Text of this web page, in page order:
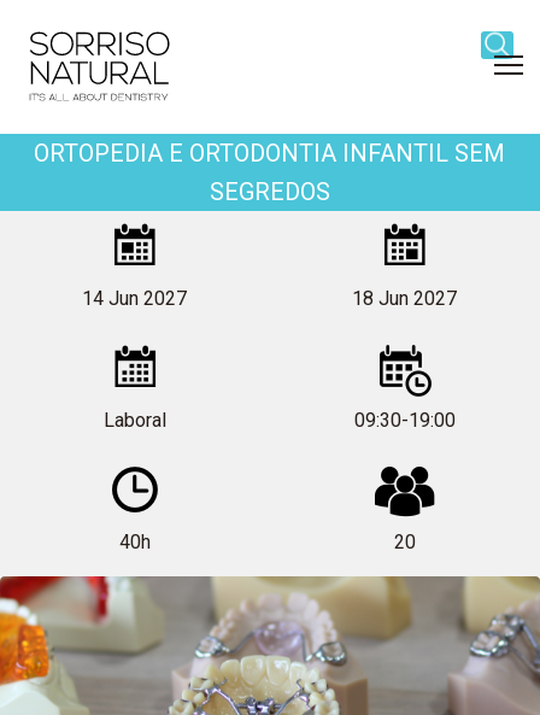
title
Ortopedia
Ortodontia
ORTOPEDIA E ORTODONTIA INFANTIL SEM
SEGREDOS
14 Jun 2027 18 Jun 2027
Laboral 09:30-19:00
40h 20